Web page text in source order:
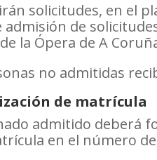
solicitudes, en el
admisión de
la Ópera de A
no admitidas
de matrícula
admitido deberá
en el número de